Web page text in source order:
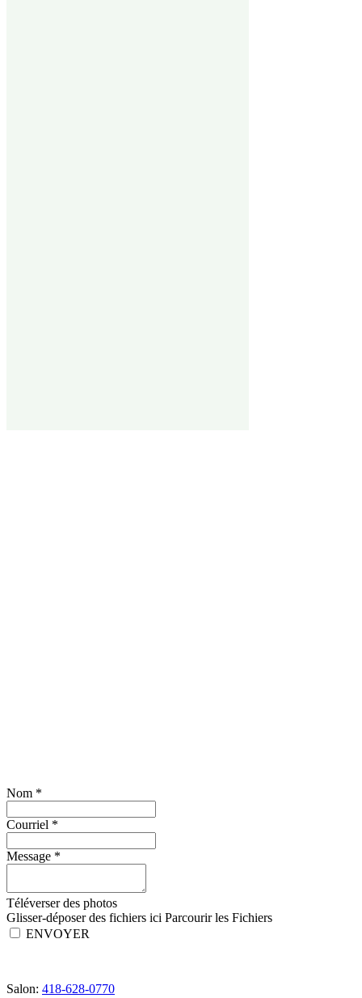
Nom *
Courriel *
Message *
Téléverser des photos
Glisser-déposer des fichiers ici Parcourir les Fichiers
ENVOYER
Salon: 418-628-0770